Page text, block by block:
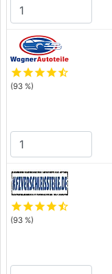
starstarstarstarstar_half
(93 %)
starstarstarstarstar_half
(93 %)